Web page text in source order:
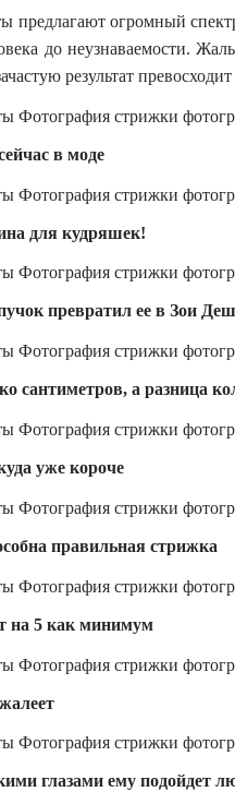
предлагают огромный
до неузнаваемости.
результат
в моде
для кудряшек!
превратил ее в Зои
сантиметров, а разница
уже короче
правильная стрижка
на 5 как минимум
глазами ему подойдет